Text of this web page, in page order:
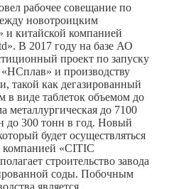
рабочее совещание по
новотроицким
китайской компанией
В 2017 году на базе АО
проект по запуску
и производству
такой как дегазированный
виде таблеток объемом до
металлургическая до 7100
до 300 тонн в год. Новый
будет осуществляться
компанией «CITIC
строительство завода
соды. Побочным
является